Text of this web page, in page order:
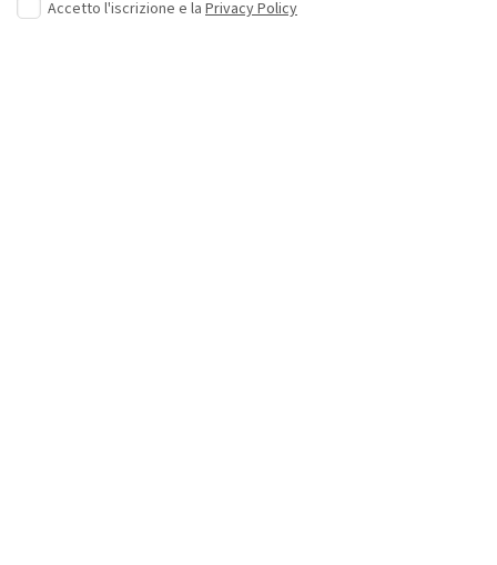
Accetto l'iscrizione e la Privacy Policy